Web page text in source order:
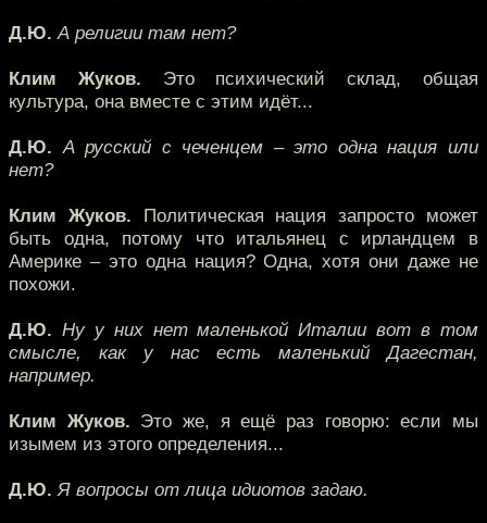
Д.Ю. А религии там нет?
Клим Жуков. Это психический склад, общая
культура, она вместе с этим идёт...
Д.Ю. А русский с чеченцем – это одна нация или
нет?
Клим Жуков. Политическая нация запросто может
быть одна, потому что итальянец с ирландцем в
Америке – это одна нация? Одна, хотя они даже не
похожи.
Д.Ю. Ну у них нет маленькой Италии вот в том
смысле, как у нас есть маленький Дагестан,
например.
Клим Жуков. Это же, я ещё раз говорю: если мы
изымем из этого определения...
Д.Ю. Я вопросы от лица идиотов задаю.